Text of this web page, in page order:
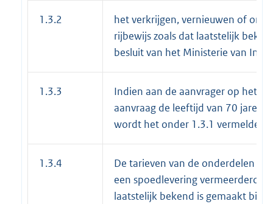
1.3.2
het verkrijgen, vernieuwen of
rijbewijs zoals dat laatstelijk
besluit van het Ministerie van
1.3.3
Indien aan de aanvrager op het
aanvraag de leeftijd van 70 jaren
wordt het onder 1.3.1 vermelde
1.3.4
De tarieven van de onderdelen
een spoedlevering vermeerderd
laatstelijk bekend is gemaakt bij